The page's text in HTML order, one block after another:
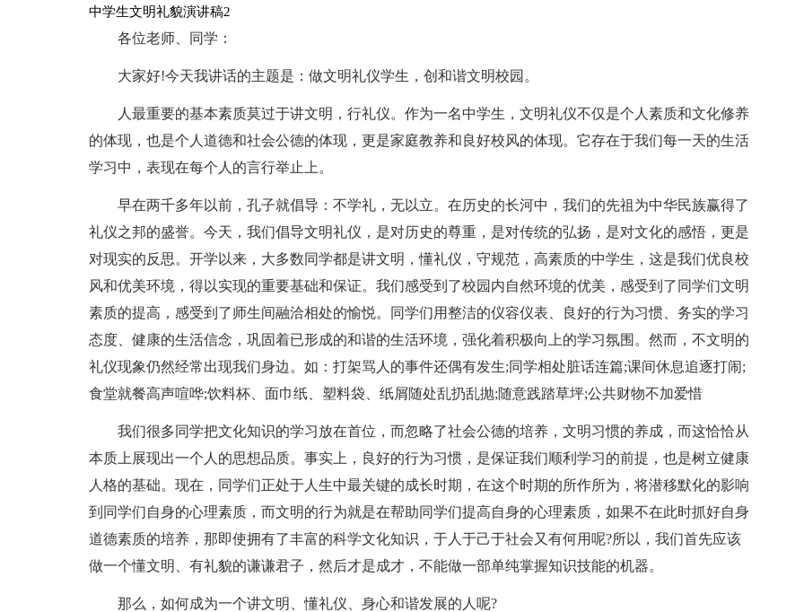
中学生文明礼貌演讲稿2
各位老师、同学：
大家好!今天我讲话的主题是：做文明礼仪学生，创和谐文明校园。
人最重要的基本素质莫过于讲文明，行礼仪。作为一名中学生，文明礼仪不仅是个人素质和文化修养
的体现，也是个人道德和社会公德的体现，更是家庭教养和良好校风的体现。它存在于我们每一天的生活
学习中，表现在每个人的言行举止上。
早在两千多年以前，孔子就倡导：不学礼，无以立。在历史的长河中，我们的先祖为中华民族赢得了
礼仪之邦的盛誉。今天，我们倡导文明礼仪，是对历史的尊重，是对传统的弘扬，是对文化的感悟，更是
对现实的反思。开学以来，大多数同学都是讲文明，懂礼仪，守规范，高素质的中学生，这是我们优良校
风和优美环境，得以实现的重要基础和保证。我们感受到了校园内自然环境的优美，感受到了同学们文明
素质的提高，感受到了师生间融洽相处的愉悦。同学们用整洁的仪容仪表、良好的行为习惯、务实的学习
态度、健康的生活信念，巩固着已形成的和谐的生活环境，强化着积极向上的学习氛围。然而，不文明的
礼仪现象仍然经常出现我们身边。如：打架骂人的事件还偶有发生;同学相处脏话连篇;课间休息追逐打闹;
食堂就餐高声喧哗;饮料杯、面巾纸、塑料袋、纸屑随处乱扔乱抛;随意践踏草坪;公共财物不加爱惜
我们很多同学把文化知识的学习放在首位，而忽略了社会公德的培养，文明习惯的养成，而这恰恰从
本质上展现出一个人的思想品质。事实上，良好的行为习惯，是保证我们顺利学习的前提，也是树立健康
人格的基础。现在，同学们正处于人生中最关键的成长时期，在这个时期的所作所为，将潜移默化的影响
到同学们自身的心理素质，而文明的行为就是在帮助同学们提高自身的心理素质，如果不在此时抓好自身
道德素质的培养，那即使拥有了丰富的科学文化知识，于人于己于社会又有何用呢?所以，我们首先应该
做一个懂文明、有礼貌的谦谦君子，然后才是成才，不能做一部单纯掌握知识技能的机器。
那么，如何成为一个讲文明、懂礼仪、身心和谐发展的人呢?